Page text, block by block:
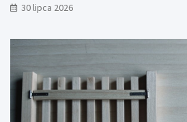
30 lipca 2026